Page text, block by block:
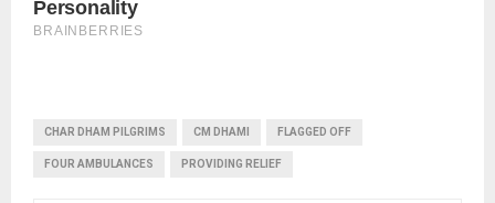
CHAR DHAM PILGRIMS CM DHAMI FLAGGED OFF
FOUR AMBULANCES PROVIDING RELIEF